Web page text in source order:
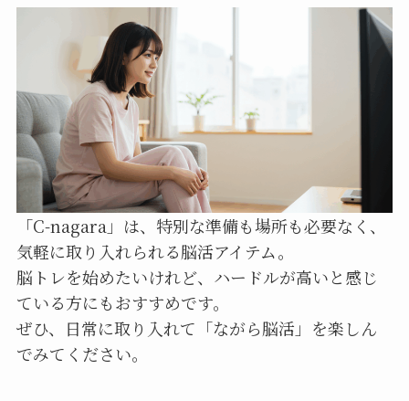
「C-nagara」は、特別な準備も場所も必要なく、
気軽に取り入れられる脳活アイテム。
脳トレを始めたいけれど、ハードルが高いと感じ
ている方にもおすすめです。
ぜひ、日常に取り入れて「ながら脳活」を楽しん
でみてください。